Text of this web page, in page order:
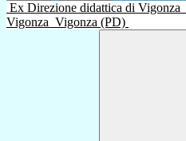
Ex Direzione didattica di Vigonza
Vigonza Vigonza (PD)